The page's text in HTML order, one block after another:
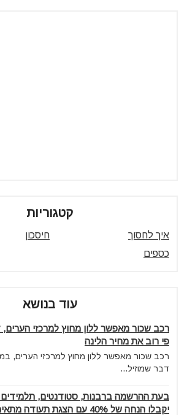
קטגוריות
איך לחסוך
חיסכון
כספים
עוד בנושא
רכב שכור מאפשר ללון מחוץ למרכזי
פי רוב את מחיר הלינה
רכב שכור מאפשר ללון מחוץ למרכזי הערים,
דבר שמוזיל...
בעת ההרשמה ברבנות, סטודנטים, תלמידים
יקבלו הנחה של 40% עם הצגת תעודה מתאימה